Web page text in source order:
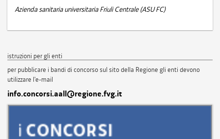
Azienda sanitaria universitaria Friuli Centrale (ASU FC)
istruzioni per gli enti
per pubblicare i bandi di concorso sul sito della Regione gli enti devono
utilizzare l'e-mail
info.concorsi.aall@regione.fvg.it